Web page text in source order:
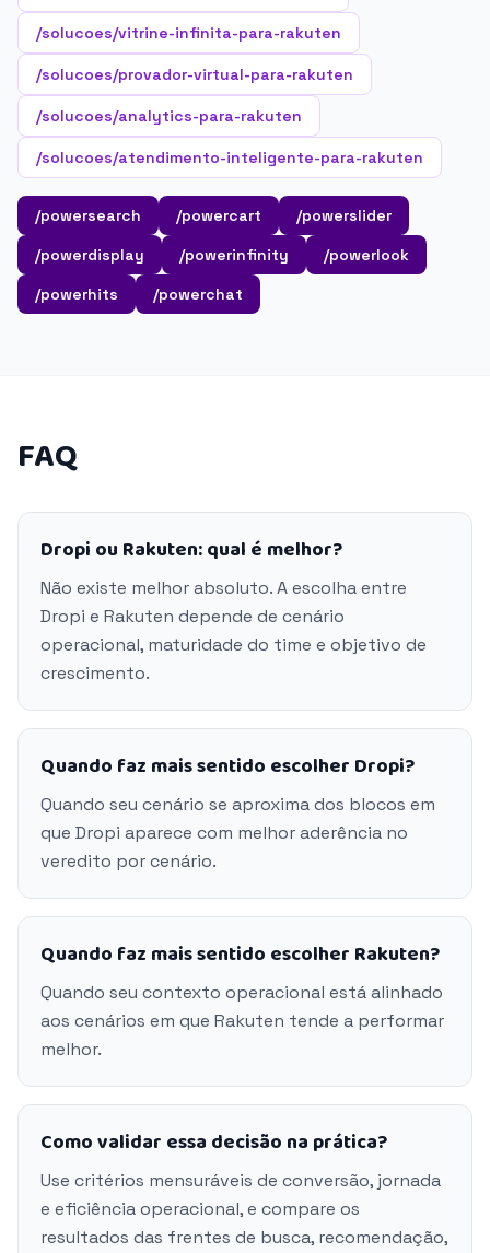
/solucoes/vitrine-infinita-para-rakuten
/solucoes/provador-virtual-para-rakuten
/solucoes/analytics-para-rakuten
/solucoes/atendimento-inteligente-para-rakuten
/powersearch /powercart
/powerslider
/powerdisplay
/powerinfinity
/powerlook
/powerhits
/powerchat
FAQ
Dropi ou Rakuten: qual é melhor?
Não existe melhor absoluto. A escolha entre
Dropi e Rakuten depende de cenário
operacional, maturidade do time e objetivo de
crescimento.
Quando faz mais sentido escolher Dropi?
Quando seu cenário se aproxima dos blocos em
que Dropi aparece com melhor aderência no
veredito por cenário.
Quando faz mais sentido escolher Rakuten?
Quando seu contexto operacional está alinhado
aos cenários em que Rakuten tende a performar
melhor.
Como validar essa decisão na prática?
Use critérios mensuráveis de conversão, jornada
e eficiência operacional, e compare os
resultados das frentes de busca, recomendação,